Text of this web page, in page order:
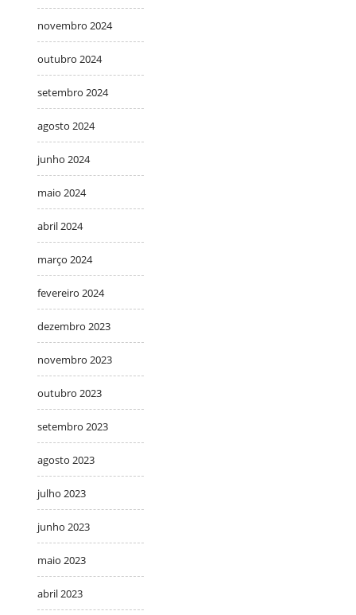
novembro 2024
outubro 2024
setembro 2024
agosto 2024
junho 2024
maio 2024
abril 2024
março 2024
fevereiro 2024
dezembro 2023
novembro 2023
outubro 2023
setembro 2023
agosto 2023
julho 2023
junho 2023
maio 2023
abril 2023